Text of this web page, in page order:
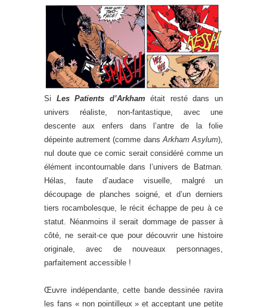
Si Les Patients d’Arkham était resté dans un
univers réaliste, non-fantastique, avec une
descente aux enfers dans l’antre de la folie
dépeinte autrement (comme dans Arkham Asylum),
nul doute que ce comic serait considéré comme un
élément incontournable dans l’univers de Batman.
Hélas, faute d’audace visuelle, malgré un
découpage de planches soigné, et d’un derniers
tiers rocambolesque, le récit échappe de peu à ce
statut. Néanmoins il serait dommage de passer à
côté, ne serait-ce que pour découvrir une histoire
originale, avec de nouveaux personnages,
parfaitement accessible !
Œuvre indépendante, cette bande dessinée ravira
les fans « non pointilleux » et acceptant une petite